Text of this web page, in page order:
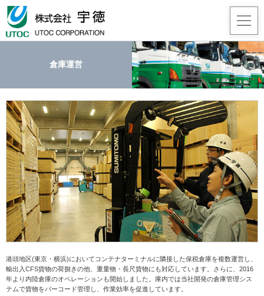
企業
採用
JA / EN
倉庫運営
港頭地区(東京・横浜)においてコンテナターミナルに隣接した保税倉庫を複数運営し、
輸出入CFS貨物の荷捌きの他、重量物・⾧尺貨物にも対応しています。さらに、2016
年より内陸倉庫のオペレーションも開始しました。庫内では当社開発の倉庫管理シス
テムで貨物をバーコード管理し、作業効率を促進しています。